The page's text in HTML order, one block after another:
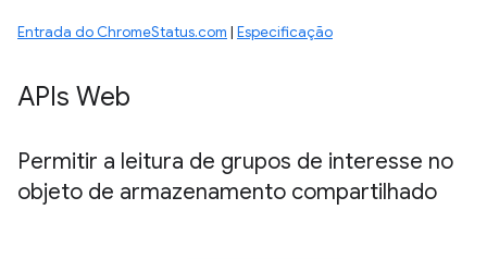
Entrada do ChromeStatus.com | Especificação
APIs Web
Permitir a leitura de grupos de interesse no
objeto de armazenamento compartilhado